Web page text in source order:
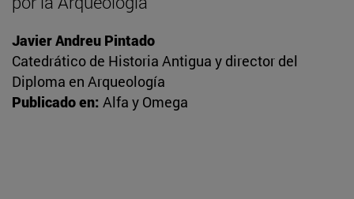
Javier Andreu Pintado
Catedrático de Historia Antigua y director del
Diploma en Arqueología
Publicado en: Alfa y Omega